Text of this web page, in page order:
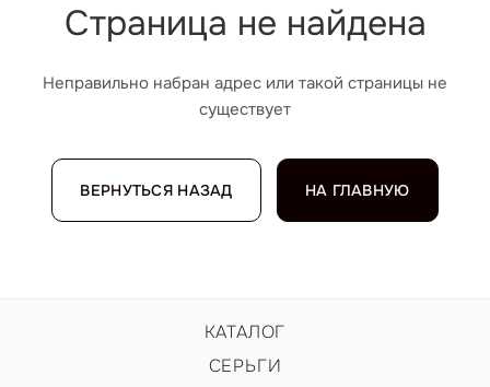
Страница не найдена
Неправильно набран адрес или такой страницы не
существует
ВЕРНУТЬСЯ НАЗАД НА ГЛАВНУЮ
КАТАЛОГ
СЕРЬГИ